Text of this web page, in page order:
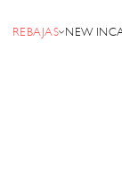
REBAJAS NEW IN